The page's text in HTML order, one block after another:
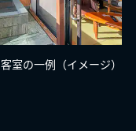
客室の一例（イメージ）